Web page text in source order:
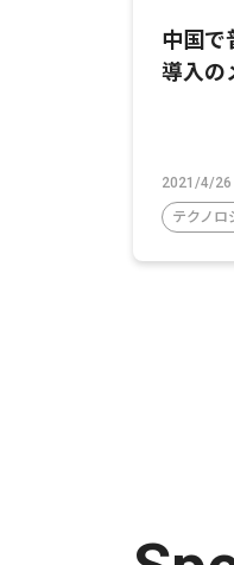
中国で
導入の
2021/4/26
テクノロ